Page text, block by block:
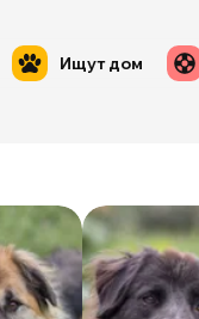
Ищут дом